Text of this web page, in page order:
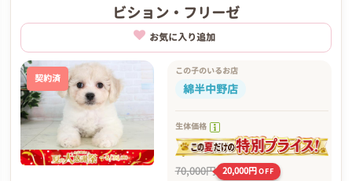
ビション・フリーゼ
お気に入り追加
契約済
この子のいるお店
綿半中野店
生体価格
70,000円 20,000円OFF